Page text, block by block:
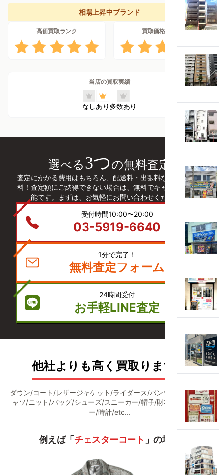
相場上昇中ブランド
高価買取ランク 買取価格上昇率
当店の買取実績
なしあり 多数あり
選べる3つの無料査定
査定にかかる費用はもちろん、配送料・出張料などは全て無
料！査定額にご納得できない場合は、無料でキャンセルも可
能です。まずは、お気軽にお問い合わせください。
受付時間10:00〜20:00
03-5919-6640
1分で完了！
無料査定フォーム
24時間受付
お手軽LINE査定
他社よりも高く買取ります！
ダウン/コート/レザージャケット/ライダース/パンツ/デニム/Ｔシ
ャツ/ニット/バッグ/シューズ/スニーカー/帽子/財布/アクセサリ
ー/時計/etc...
例えば「 チェスターコート 」の場合